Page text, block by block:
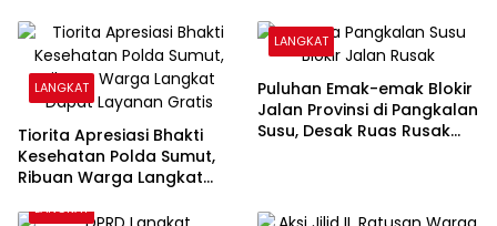
LANGKAT
Tiorita Apresiasi Bhakti
Kesehatan Polda Sumut,
Ribuan Warga Langkat
LANGKAT
Puluhan Emak-emak Blokir
Jalan Provinsi di Pangkalan
Susu, Desak Ruas Rusak
LANGKAT